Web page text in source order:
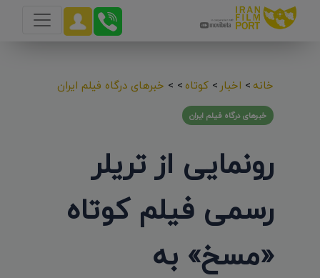
خانه> اخبار> کوتاه>
> خبرهای درگاه فیلم ایران
خبرهای درگاه فیلم ایران
رونمایی از تریلر
رسمی فیلم کوتاه
«مسخ» به